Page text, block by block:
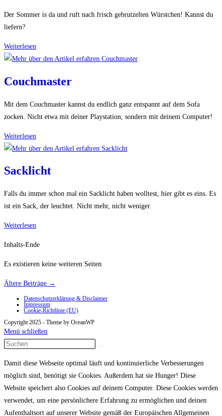
Der Sommer is da und ruft nach frisch gebrutzelten Würstchen! Kannst du
liefern?
Weiterlesen
Wurster
Couchmaster
Mit dem Couchmaster kannst du endlich ganz entspannt auf dem Sofa
zocken. Nicht etwa mit deiner Playstation, sondern mit deinem Computer!
Weiterlesen
Sacklicht
Falls du immer schon mal ein Sacklicht haben wolltest, hier gibt es eins. Es
ist ein Sack, der leuchtet. Nicht mehr, nicht weniger.
Weiterlesen
Inhalts-Ende
Es existieren keine weiteren Seiten
Ältere Beiträge →
Datenschutzerklärung & Disclaimer
Impressum
Cookie-Richtlinie (EU)
Copyright 2025 - Theme by OceanWP
Menü schließen
Damit diese Webseite optimal läuft und kontinuierliche Verbesserungen
möglich sind, benötigt sie Cookies. Außerdem hat sie Hunger! Diese
Website speichert also Cookies auf deinem Computer. Diese Cookies werden
verwendet, um eine persönlichere Erfahrung zu ermöglichen und deinen
Aufenthaltsort auf unserer Website gemäß der Europäischen Allgemeinen